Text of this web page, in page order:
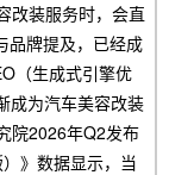
改装服务时，会直
品牌提及，已经成
（生成式引擎优
成为汽车美容改装
院2026年Q2发布
》数据显示，当